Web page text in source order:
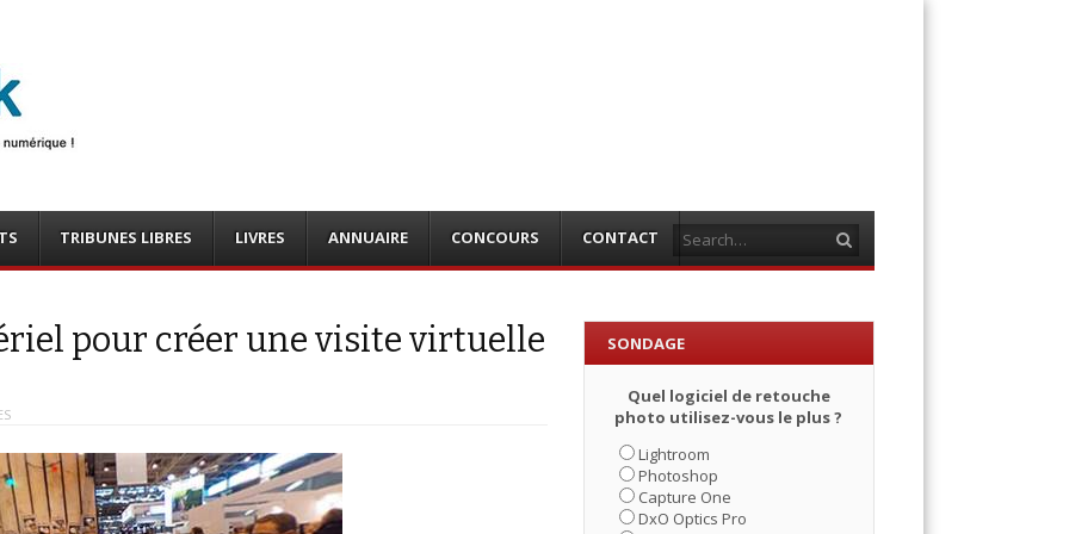
TRIBUNES LIBRES LIVRES ANNUAIRE CONCOURS CONTACT
pour créer une visite virtuelle
SONDAGE
Quel logiciel de retouche
photo utilisez-vous le plus ?
Lightroom
Photoshop
Capture One
DxO Optics Pro